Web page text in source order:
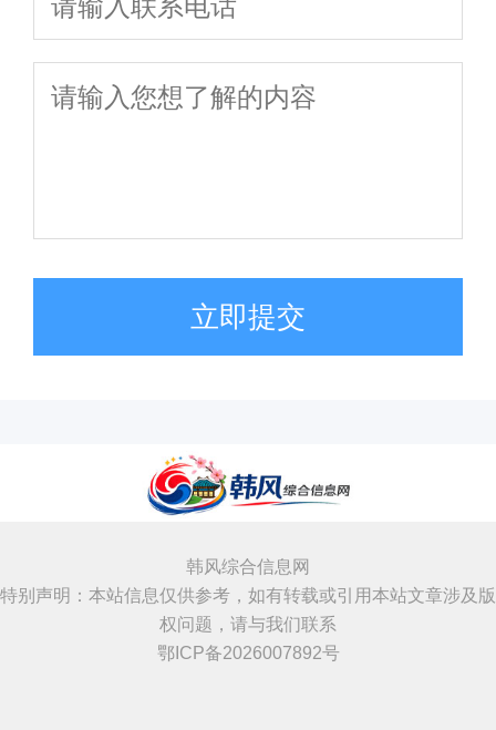
立即提交
韩风综合信息网
特别声明：本站信息仅供参考，如有转载或引用本站文章涉及版
权问题，请与我们联系
鄂ICP备2026007892号